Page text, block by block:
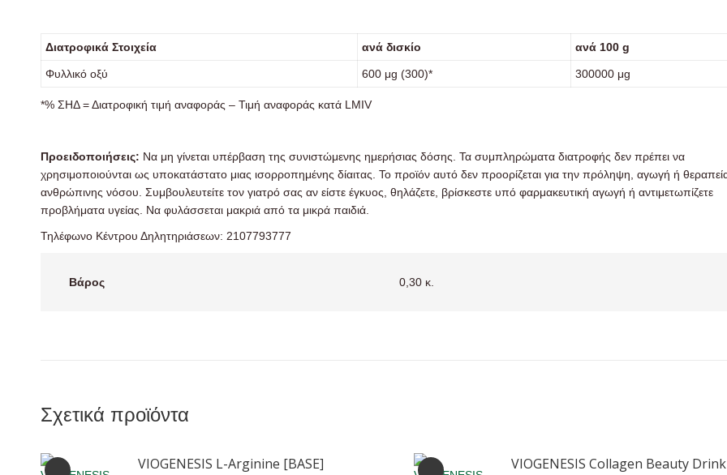
Διατροφικά Στοιχεία ανά δισκίο ανά 100 g
Φυλλικό οξύ 600 μg (300)* 300000 μg
*% ΣΗΔ = Διατροφική τιμή αναφοράς – Τιμή αναφοράς κατά LMIV
Προειδοποιήσεις: Να μη γίνεται υπέρβαση της συνιστώμενης ημερήσιας δόσης. Τα συμπληρώματα διατροφής δεν πρέπει να
χρησιμοποιούνται ως υποκατάστατο μιας ισορροπημένης δίαιτας. Το προϊόν αυτό δεν προορίζεται για την πρόληψη, αγωγή ή
ανθρώπινης νόσου. Συμβουλευτείτε τον γιατρό σας αν είστε έγκυος, θηλάζετε, βρίσκεστε υπό φαρμακευτική αγωγή ή αντιμετωπίζετε
προβλήματα υγείας. Να φυλάσσεται μακριά από τα μικρά παιδιά.
Τηλέφωνο Κέντρου Δηλητηριάσεων: 2107793777
Βάρος 0,30 κ.
Σχετικά προϊόντα
VIOGENESIS L-Arginine [BASE]
VIOGENESIS Collagen Beauty Drink